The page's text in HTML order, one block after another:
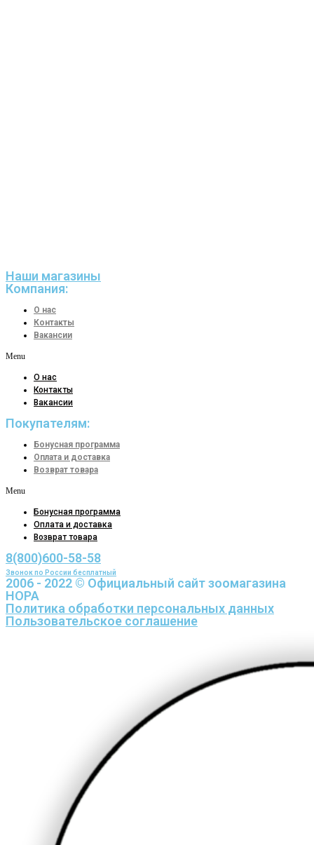
Наши магазины
Компания:
О нас
Контакты
Вакансии
Menu
О нас
Контакты
Вакансии
Покупателям:
Бонусная программа
Оплата и доставка
Возврат товара
Menu
Бонусная программа
Оплата и доставка
Возврат товара
8(800)600-58-58
Звонок по России бесплатный
2006 - 2022 © Официальный сайт зоомагазина
НОРА
Политика обработки персональных данных
Пользовательское соглашение